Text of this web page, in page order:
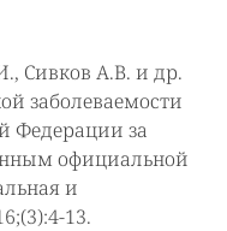
Сивков А.В. и др.
заболеваемости
Федерации за
официальной
и
13.